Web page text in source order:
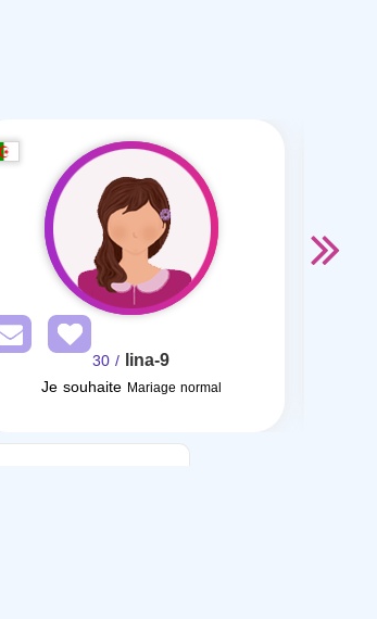
lina-9
/ 30
Je souhaite Mariage normal